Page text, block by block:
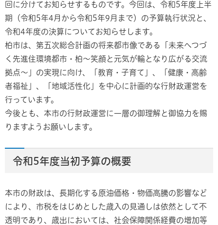
回に分けてお知らせするものです。今回は、令和5年度上半
期（令和5年4月から令和5年9月まで）の予算執行状況と、
令和4年度の決算についてお知らせします。
柏市は、第五次総合計画の将来都市像である「未来へつづ
く先進住環境都市・柏～笑顔と元気が輪となり広がる交流
拠点～」の実現に向け、「教育・子育て」、「健康・高齢
者福祉」、「地域活性化」を中心に計画的な行財政運営を
行っています。
今後とも、本市の行財政運営に一層の御理解と御協力を賜
りますようお願いします。
令和5年度当初予算の概要
本市の財政は、長期化する原油価格・物価高騰の影響など
により、市税をはじめとした歳入の見通しは依然として不
透明であり、歳出においては、社会保障関係経費の増加等